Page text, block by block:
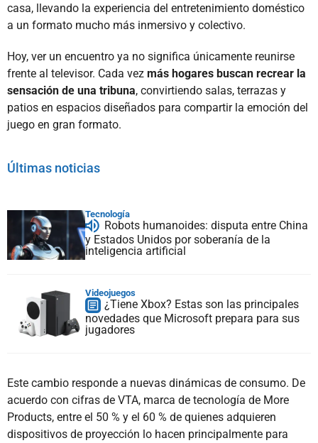
casa, llevando la experiencia del entretenimiento doméstico
a un formato mucho más inmersivo y colectivo.
Hoy, ver un encuentro ya no significa únicamente reunirse
frente al televisor. Cada vez más hogares buscan recrear la
sensación de una tribuna, convirtiendo salas, terrazas y
patios en espacios diseñados para compartir la emoción del
juego en gran formato.
Últimas noticias
Tecnología
Robots humanoides: disputa entre China
y Estados Unidos por soberanía de la
inteligencia artificial
Videojuegos
¿Tiene Xbox? Estas son las principales
novedades que Microsoft prepara para sus
jugadores
Este cambio responde a nuevas dinámicas de consumo. De
acuerdo con cifras de VTA, marca de tecnología de More
Products, entre el 50 % y el 60 % de quienes adquieren
dispositivos de proyección lo hacen principalmente para